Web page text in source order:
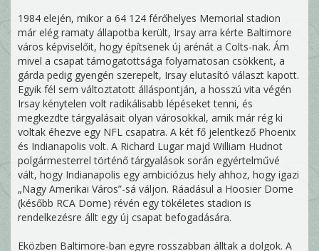
1984 elején, mikor a 64 124 férőhelyes Memorial stadion
már elég ramaty állapotba került, Irsay arra kérte Baltimore
város képviselőit, hogy építsenek új arénát a Colts-nak. Ám
mivel a csapat támogatottsága folyamatosan csökkent, a
gárda pedig gyengén szerepelt, Irsay elutasító választ kapott.
Egyik fél sem változtatott álláspontján, a hosszú vita végén
Irsay kénytelen volt radikálisabb lépéseket tenni, és
megkezdte tárgyalásait olyan városokkal, amik már rég ki
voltak éhezve egy NFL csapatra. A két fő jelentkező Phoenix
és Indianapolis volt. A Richard Lugar majd William Hudnot
polgármesterrel történő tárgyalások során egyértelművé
vált, hogy Indianapolis egy ambiciózus hely ahhoz, hogy igazi
„Nagy Amerikai Város”-sá váljon. Ráadásul a Hoosier Dome
(később RCA Dome) révén egy tökéletes stadion is
rendelkezésre állt egy új csapat befogadására.
Eközben Baltimore-ban egyre rosszabban álltak a dolgok. A